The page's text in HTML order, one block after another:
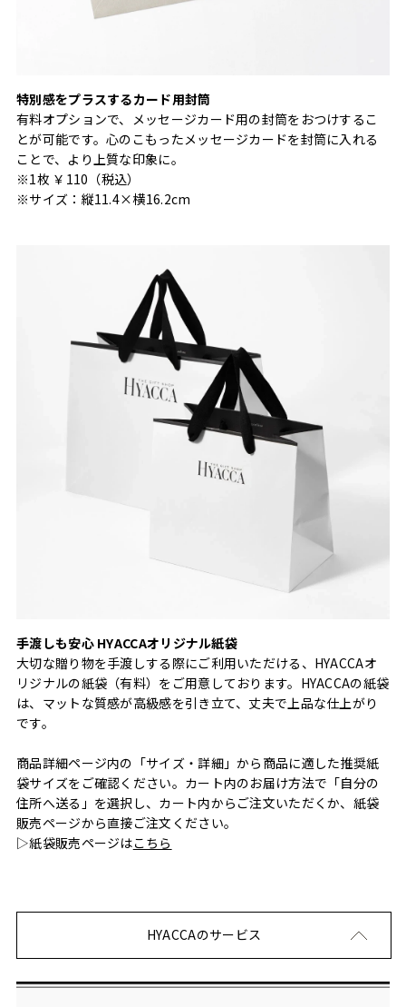
特別感をプラスするカード用封筒
有料オプションで、メッセージカード用の封筒をおつけするこ
とが可能です。心のこもったメッセージカードを封筒に入れる
ことで、より上質な印象に。
※1枚 ￥110（税込）
※サイズ：縦11.4×横16.2cm
手渡しも安心 HYACCAオリジナル紙袋
大切な贈り物を手渡しする際にご利用いただける、HYACCAオ
リジナルの紙袋（有料）をご用意しております。HYACCAの紙袋
は、マットな質感が高級感を引き立て、丈夫で上品な仕上がり
です。
商品詳細ページ内の「サイズ・詳細」から商品に適した推奨紙
袋サイズをご確認ください。カート内のお届け方法で「自分の
住所へ送る」を選択し、カート内からご注文いただくか、紙袋
販売ページから直接ご注文ください。
▷紙袋販売ページはこちら
HYACCAのサービス